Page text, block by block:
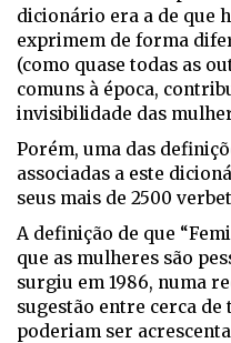
dicionário era a de que
exprimem de forma
(como quase todas as
comuns à época,
invisibilidade das
Porém, uma das
associadas a este
seus mais de 2500
A definição de que
que as mulheres são
surgiu em 1986, numa
sugestão entre cerca de
poderiam ser